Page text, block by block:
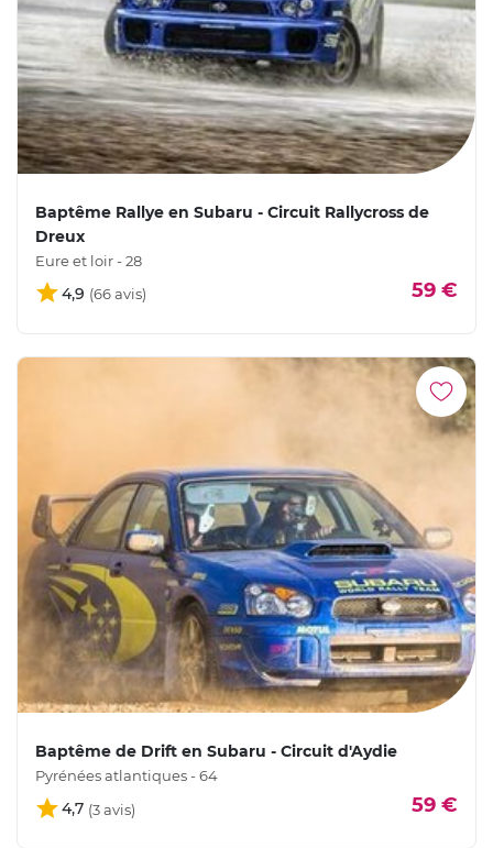
Baptême Rallye en Subaru - Circuit Rallycross de
Dreux
Eure et loir - 28
4,9 59 €
Baptême de Drift en Subaru - Circuit d'Aydie
Pyrénées atlantiques - 64
4,7 59 €